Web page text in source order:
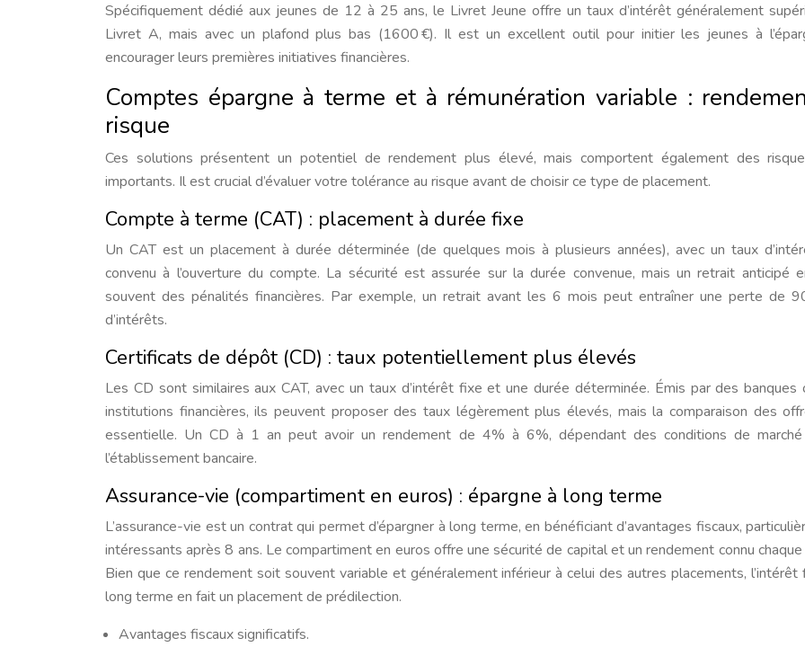
Spécifiquement dédié aux jeunes de 12 à 25 ans, le Livret Jeune offre un taux d’intérêt généralement
Livret A, mais avec un plafond plus bas (1600 €). Il est un excellent outil pour initier les jeunes à
encourager leurs premières initiatives financières.
Comptes épargne à terme et à rémunération variable :
risque
Ces solutions présentent un potentiel de rendement plus élevé, mais comportent également des
importants. Il est crucial d’évaluer votre tolérance au risque avant de choisir ce type de placement.
Compte à terme (CAT) : placement à durée fixe
Un CAT est un placement à durée déterminée (de quelques mois à plusieurs années), avec un taux
convenu à l’ouverture du compte. La sécurité est assurée sur la durée convenue, mais un retrait anticipé
souvent des pénalités financières. Par exemple, un retrait avant les 6 mois peut entraîner une perte de
d’intérêts.
Certificats de dépôt (CD) : taux potentiellement plus élevés
Les CD sont similaires aux CAT, avec un taux d’intérêt fixe et une durée déterminée. Émis par des banques
institutions financières, ils peuvent proposer des taux légèrement plus élevés, mais la comparaison des
essentielle. Un CD à 1 an peut avoir un rendement de 4% à 6%, dépendant des conditions de
l’établissement bancaire.
Assurance-vie (compartiment en euros) : épargne à long terme
L’assurance-vie est un contrat qui permet d’épargner à long terme, en bénéficiant d’avantages fiscaux,
intéressants après 8 ans. Le compartiment en euros offre une sécurité de capital et un rendement connu chaque
Bien que ce rendement soit souvent variable et généralement inférieur à celui des autres placements, l’intérêt
long terme en fait un placement de prédilection.
Avantages fiscaux significatifs.